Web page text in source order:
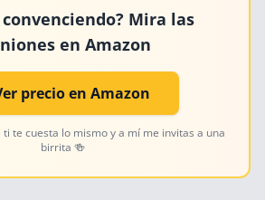
convenciendo? Mira las
en Amazon
precio en Amazon
ti te cuesta lo mismo y a mí me invitas a una
birrita 🍻